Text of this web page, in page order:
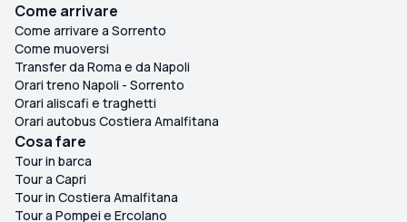
Come arrivare
Come arrivare a Sorrento
Come muoversi
Transfer da Roma e da Napoli
Orari treno Napoli - Sorrento
Orari aliscafi e traghetti
Orari autobus Costiera Amalfitana
Cosa fare
Tour in barca
Tour a Capri
Tour in Costiera Amalfitana
Tour a Pompei e Ercolano